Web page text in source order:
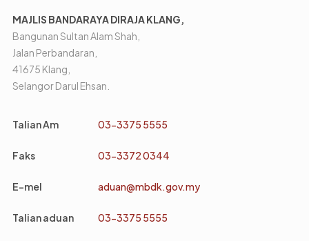
MAJLIS BANDARAYA DIRAJA KLANG,
Bangunan Sultan Alam Shah,
Jalan Perbandaran,
41675 Klang,
Selangor Darul Ehsan.
Talian Am 03-3375 5555
Faks 03-3372 0344
E-mel aduan@mbdk.gov.my
Talian aduan 03-3375 5555